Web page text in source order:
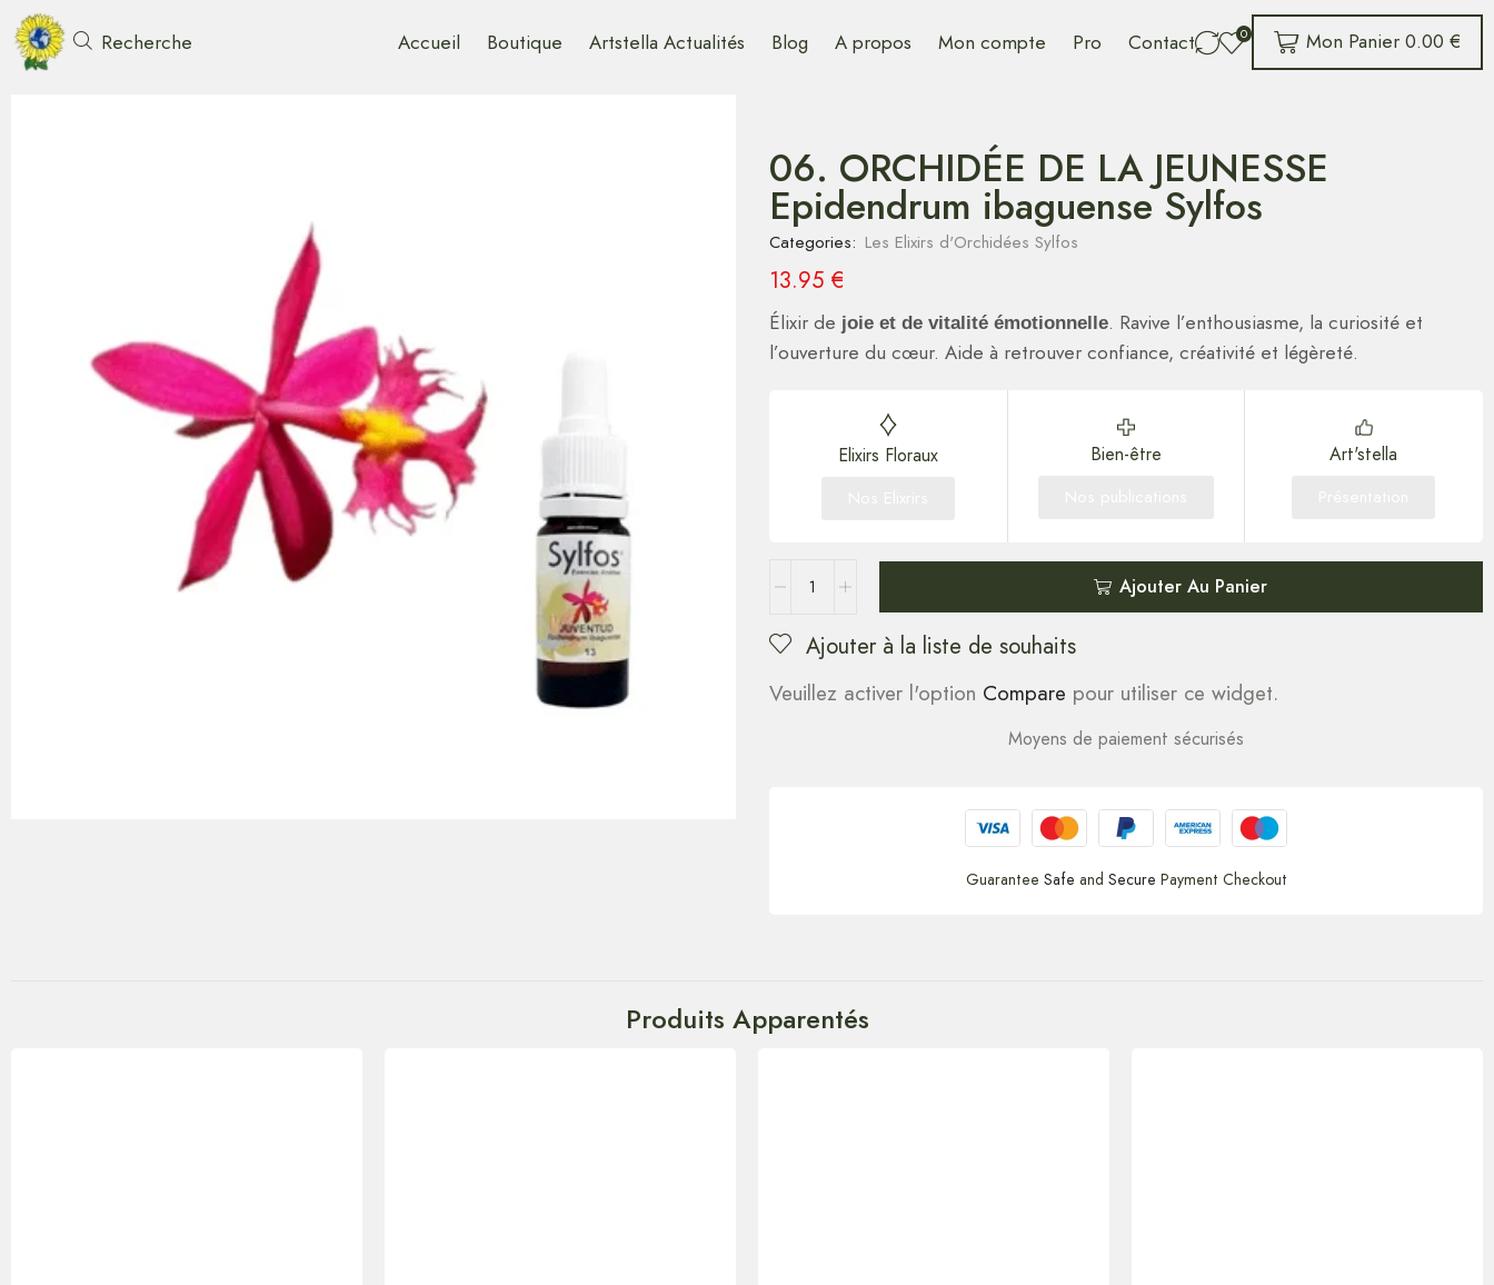
Recherche Accueil Boutique Artstella Actualités Blog A propos Mon compte Pro Contact 0 Mon Panier 0.00 €
06. ORCHIDÉE DE LA JEUNESSE
Epidendrum ibaguense Sylfos
Categories: Les Elixirs d'Orchidées Sylfos
13.95 €
Élixir de joie et de vitalité émotionnelle. Ravive l’enthousiasme, la curiosité et
l’ouverture du cœur. Aide à retrouver confiance, créativité et légèreté.
Elixirs Floraux Bien-être Art'stella
Ajouter Au Panier
Ajouter à la liste de souhaits
Veuillez activer l'option Compare pour utiliser ce widget.
Moyens de paiement sécurisés
Guarantee Safe and Secure Payment Checkout
Produits Apparentés